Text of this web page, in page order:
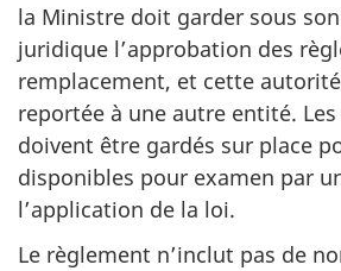
la Ministre doit garder sous
juridique l’approbation des
remplacement, et cette
reportée à une autre entité.
doivent être gardés sur place
disponibles pour examen par
l’application de la loi.
Le règlement n’inclut pas de